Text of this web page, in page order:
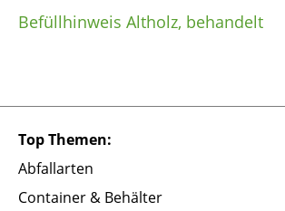
Befüllhinweis Altholz, behandelt
Top Themen:
Abfallarten
Container & Behälter